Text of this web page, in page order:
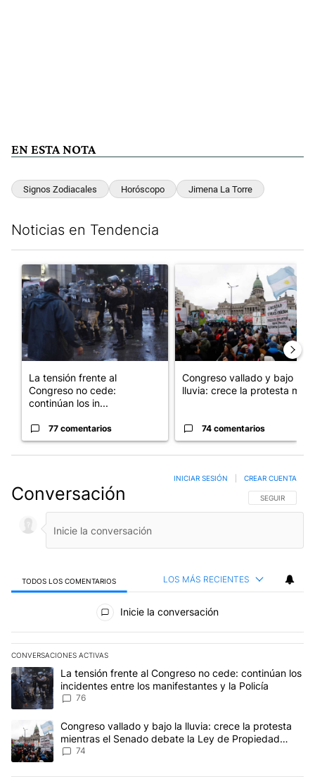
EN ESTA NOTA
Signos Zodiacales Horóscopo Jimena La Torre
Noticias en Tendencia
Un artículo de tendencia con el título "La tensión frente al
La tensión frente al
Congreso no cede:
continúan los in...
77 comentarios
Un artículo de tendencia
Congreso vallado y bajo la
lluvia: crece la protesta mi...
74 comentarios
Conversación SIGA ESTA
SEGUIR
INICIAR SESIÓN CREAR CUENTA
TODOS LOS COMENTARIOS LOS MÁS RECIENTES
Todos los comentarios
Inicie la conversación
CONVERSACIONES ACTIVAS
Este listado muestra los artículos con más comentarios en los
Un artículo de tendencia con el título "La tensión frente al
La tensión frente al Congreso no cede: continúan los
incidentes entre los manifestantes y la Policía
76
Un artículo de tendencia con el título "Congreso vallado y bajo
Congreso vallado y bajo la lluvia: crece la protesta
mientras el Senado debate la Ley de Propiedad
Privada
74